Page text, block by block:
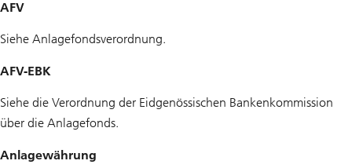
AFV
Siehe Anlagefondsverordnung.
AFV-EBK
Siehe die Verordnung der Eidgenössischen Bankenkommission
über die Anlagefonds.
Anlagewährung